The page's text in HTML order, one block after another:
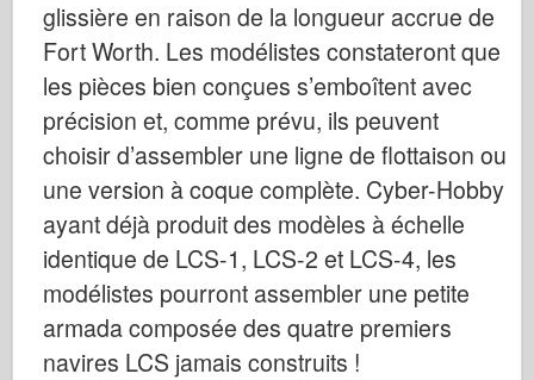
Les kits
glissière en raison de la longueur accrue de
Fort Worth. Les modélistes constateront que
les pièces bien conçues s’emboîtent avec
précision et, comme prévu, ils peuvent
choisir d’assembler une ligne de flottaison ou
une version à coque complète. Cyber-Hobby
ayant déjà produit des modèles à échelle
identique de LCS-1, LCS-2 et LCS-4, les
modélistes pourront assembler une petite
armada composée des quatre premiers
navires LCS jamais construits !